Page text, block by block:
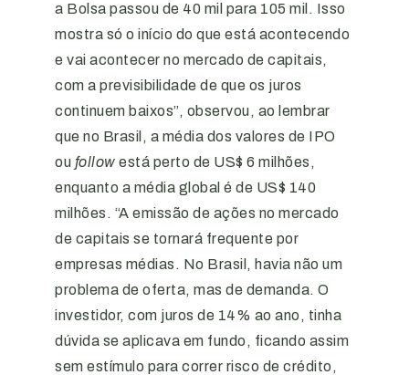
a Bolsa passou de 40 mil para 105 mil. Isso
mostra só o início do que está acontecendo
e vai acontecer no mercado de capitais,
com a previsibilidade de que os juros
continuem baixos”, observou, ao lembrar
que no Brasil, a média dos valores de IPO
ou follow está perto de US$ 6 milhões,
enquanto a média global é de US$ 140
milhões. “A emissão de ações no mercado
de capitais se tornará frequente por
empresas médias. No Brasil, havia não um
problema de oferta, mas de demanda. O
investidor, com juros de 14% ao ano, tinha
dúvida se aplicava em fundo, ficando assim
sem estímulo para correr risco de crédito,